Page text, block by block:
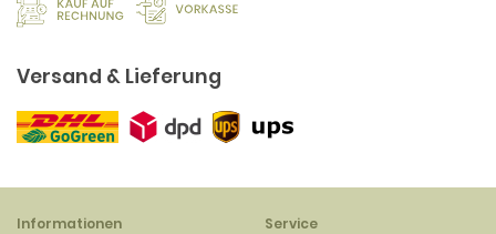
Versand & Lieferung
Informationen
Service